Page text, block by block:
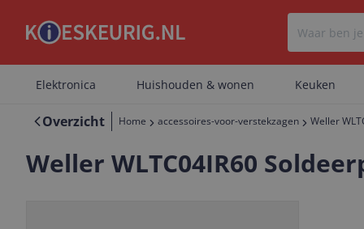
Elektronica Huishouden & wonen Keuken
Overzicht Home accessoires-voor-verstekzagen Weller
Weller WLTC04IR60